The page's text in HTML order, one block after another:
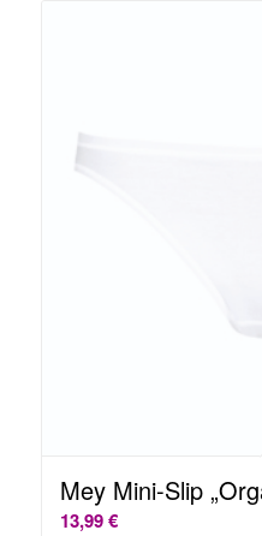
Mey Mini-Slip
13,99€